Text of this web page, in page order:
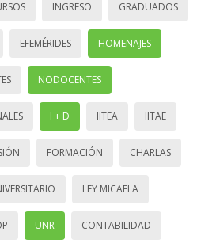
INGRESO GRADUADOS
EFEMÉRIDES HOMENAJES
NODOCENTES
I + D IITEA IITAE
FORMACIÓN CHARLAS
LEY MICAELA
UNR CONTABILIDAD